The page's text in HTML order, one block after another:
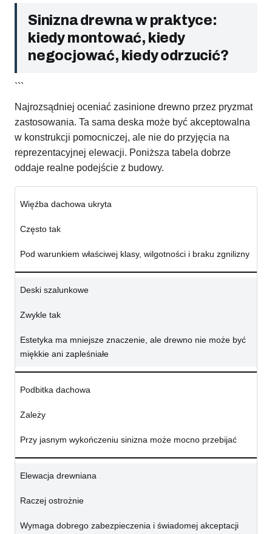
Sinizna drewna w praktyce:
kiedy montować, kiedy
negocjować, kiedy odrzucić?
```
Najrozsądniej oceniać zasinione drewno przez pryzmat
zastosowania. Ta sama deska może być akceptowalna
w konstrukcji pomocniczej, ale nie do przyjęcia na
reprezentacyjnej elewacji. Poniższa tabela dobrze
oddaje realne podejście z budowy.
Więźba dachowa ukryta
Często tak
Pod warunkiem właściwej klasy, wilgotności i braku zgnilizny
Deski szalunkowe
Zwykle tak
Estetyka ma mniejsze znaczenie, ale drewno nie może być
miękkie ani zapleśniałe
Podbitka dachowa
Zależy
Przy jasnym wykończeniu sinizna może mocno przebijać
Elewacja drewniana
Raczej ostrożnie
Wymaga dobrego zabezpieczenia i świadomej akceptacji